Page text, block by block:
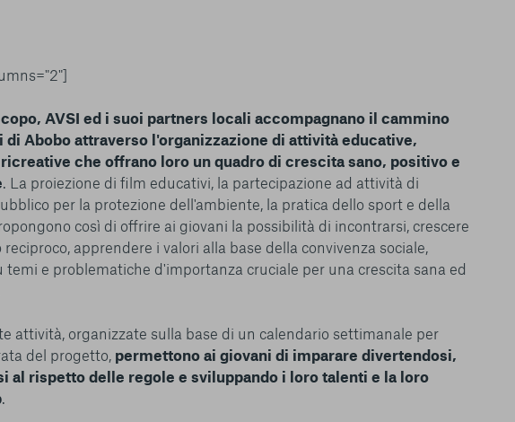
AVSI ed i suoi partners locali accompagnano il cammino
di Abobo attraverso l'organizzazione di attività educative,
che offrano loro un quadro di crescita sano, positivo e
. La proiezione di film educativi, la partecipazione ad attività di
per la protezione dell'ambiente, la pratica dello sport e della
così di offrire ai giovani la possibilità di incontrarsi, crescere
apprendere i valori alla base della convivenza sociale,
temi e problematiche d'importanza cruciale per una crescita sana ed
attività, organizzate sulla base di un calendario settimanale per
del progetto, permettono ai giovani di imparare divertendosi,
al rispetto delle regole e sviluppando i loro talenti e la loro
.